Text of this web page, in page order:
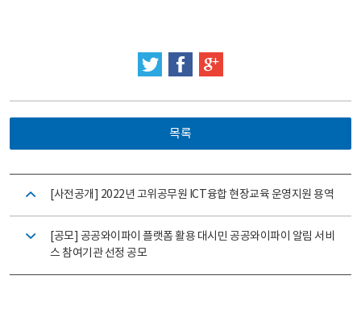
트위터페이스북
목록
[사전공개] 2022년 고위공무원 ICT융합 현장교육 운영지원 용역
[공모] 공공와이파이 플랫폼 활용 대시민 공공와이파이 알림 서비
스 참여기관 선정 공모